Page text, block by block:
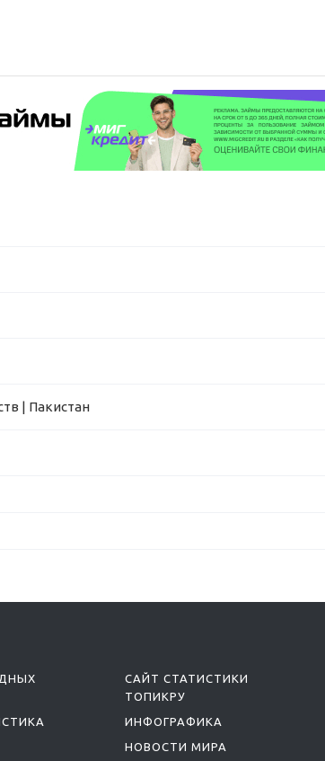
| Пакистан
САЙТ СТАТИСТИКИ
ТОПИКРУ
ИНФОГРАФИКА
НОВОСТИ МИРА